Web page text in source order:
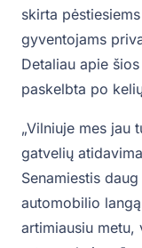
skirta
gyventojams
Detaliau apie
paskelbta po
„Vilniuje mes jau
gatvelių
Senamiestis
automobilio
artimiausiu